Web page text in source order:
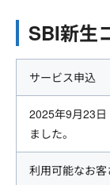
SBI新生
サービス申込
2025年9月23
ました。
利用可能なお客